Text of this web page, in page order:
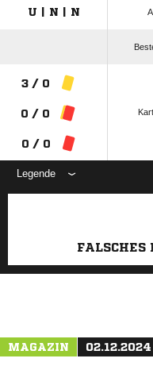
U | N | N
3 / 0
0 / 0
0 / 0
Legende
FALSCHES
MAGAZIN